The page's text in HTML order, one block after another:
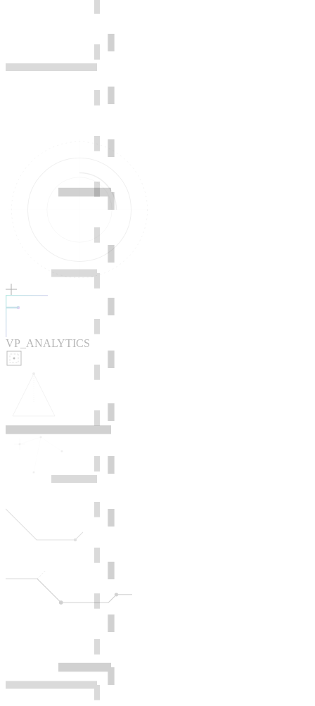
VP_ANALYTICS